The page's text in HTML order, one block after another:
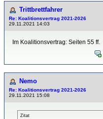
Trittbrettfahrer
Re: Koalitionsvertrag 2021-2026
29.11.2021 14:03
Im Koalitionsvertrag: Seiten 55 ff.
Nemo
Re: Koalitionsvertrag 2021-2026
29.11.2021 15:08
Zitat